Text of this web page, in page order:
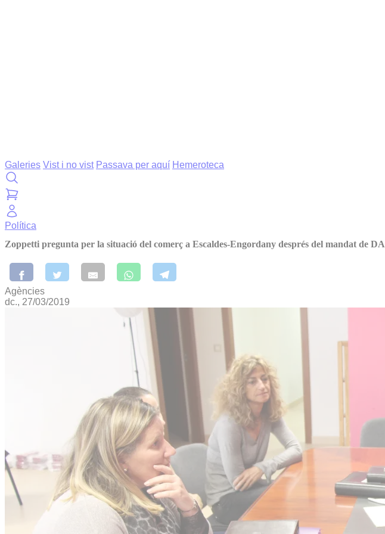
Galeries Vist i no vist Passava per aquí Hemeroteca
Política
Zoppetti pregunta per la situació del comerç a Escaldes-Engordany després del mandat de DA
Agències
dc., 27/03/2019